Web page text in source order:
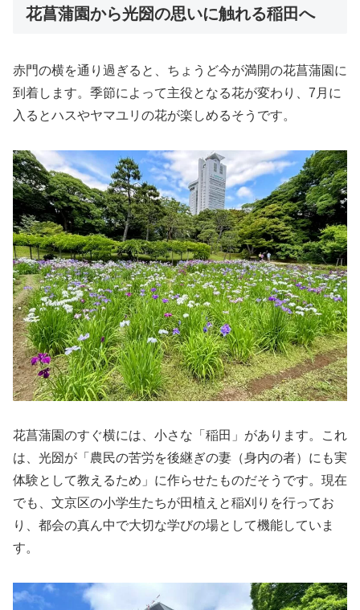
花菖蒲園から光圀の思いに触れる稲田へ
赤門の横を通り過ぎると、ちょうど今が満開の花菖蒲園に
到着します。季節によって主役となる花が変わり、7月に
入るとハスやヤマユリの花が楽しめるそうです。
花菖蒲園のすぐ横には、小さな「稲田」があります。これ
は、光圀が「農民の苦労を後継ぎの妻（身内の者）にも実
体験として教えるため」に作らせたものだそうです。現在
でも、文京区の小学生たちが田植えと稲刈りを行ってお
り、都会の真ん中で大切な学びの場として機能していま
す。